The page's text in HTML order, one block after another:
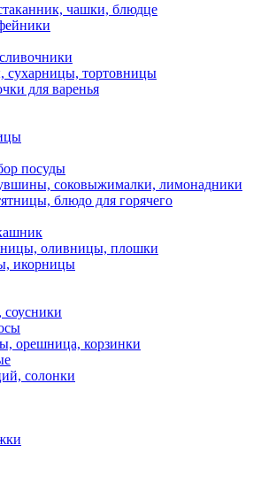
чашки, блюдце
сухарницы, тортовницы
для варенья
посуды
соковыжималки, лимонадники
блюдо для горячего
оливницы, плошки
икорницы
орешница, корзинки
солонки